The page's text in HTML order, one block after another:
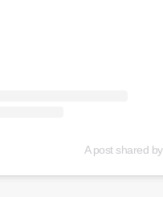
A post shared